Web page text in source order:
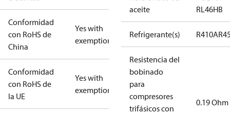
Conformidad
con RoHS de
China
Yes with
exemptions
Conformidad
con RoHS de
la UE
Yes with
exemptions
aceite
RL46HB
Refrigerante(s) R410A
Resistencia del
bobinado
para
compresores
trifásicos con
0.19 Ohm